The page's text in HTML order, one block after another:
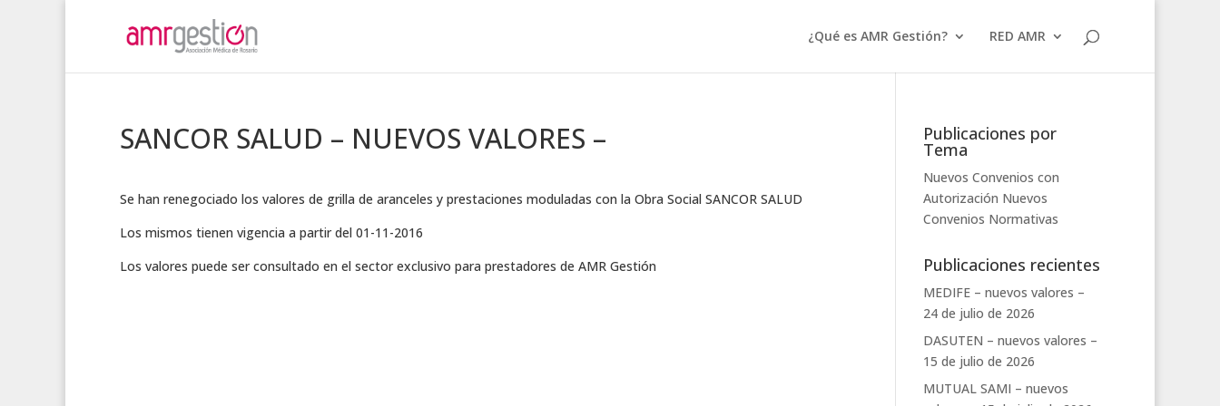
¿Qué es AMR Gestión? RED AMR
SANCOR SALUD – NUEVOS VALORES –
Se han renegociado los valores de grilla de aranceles y prestaciones moduladas con la Obra Social SANCOR SALUD
Los mismos tienen vigencia a partir del 01-11-2016
Los valores puede ser consultado en el sector exclusivo para prestadores de AMR Gestión
Publicaciones por
Tema
Nuevos Convenios con
Autorización Nuevos
Convenios Normativas
Publicaciones recientes
MEDIFE – nuevos valores –
24 de julio de 2026
DASUTEN – nuevos valores –
15 de julio de 2026
MUTUAL SAMI – nuevos